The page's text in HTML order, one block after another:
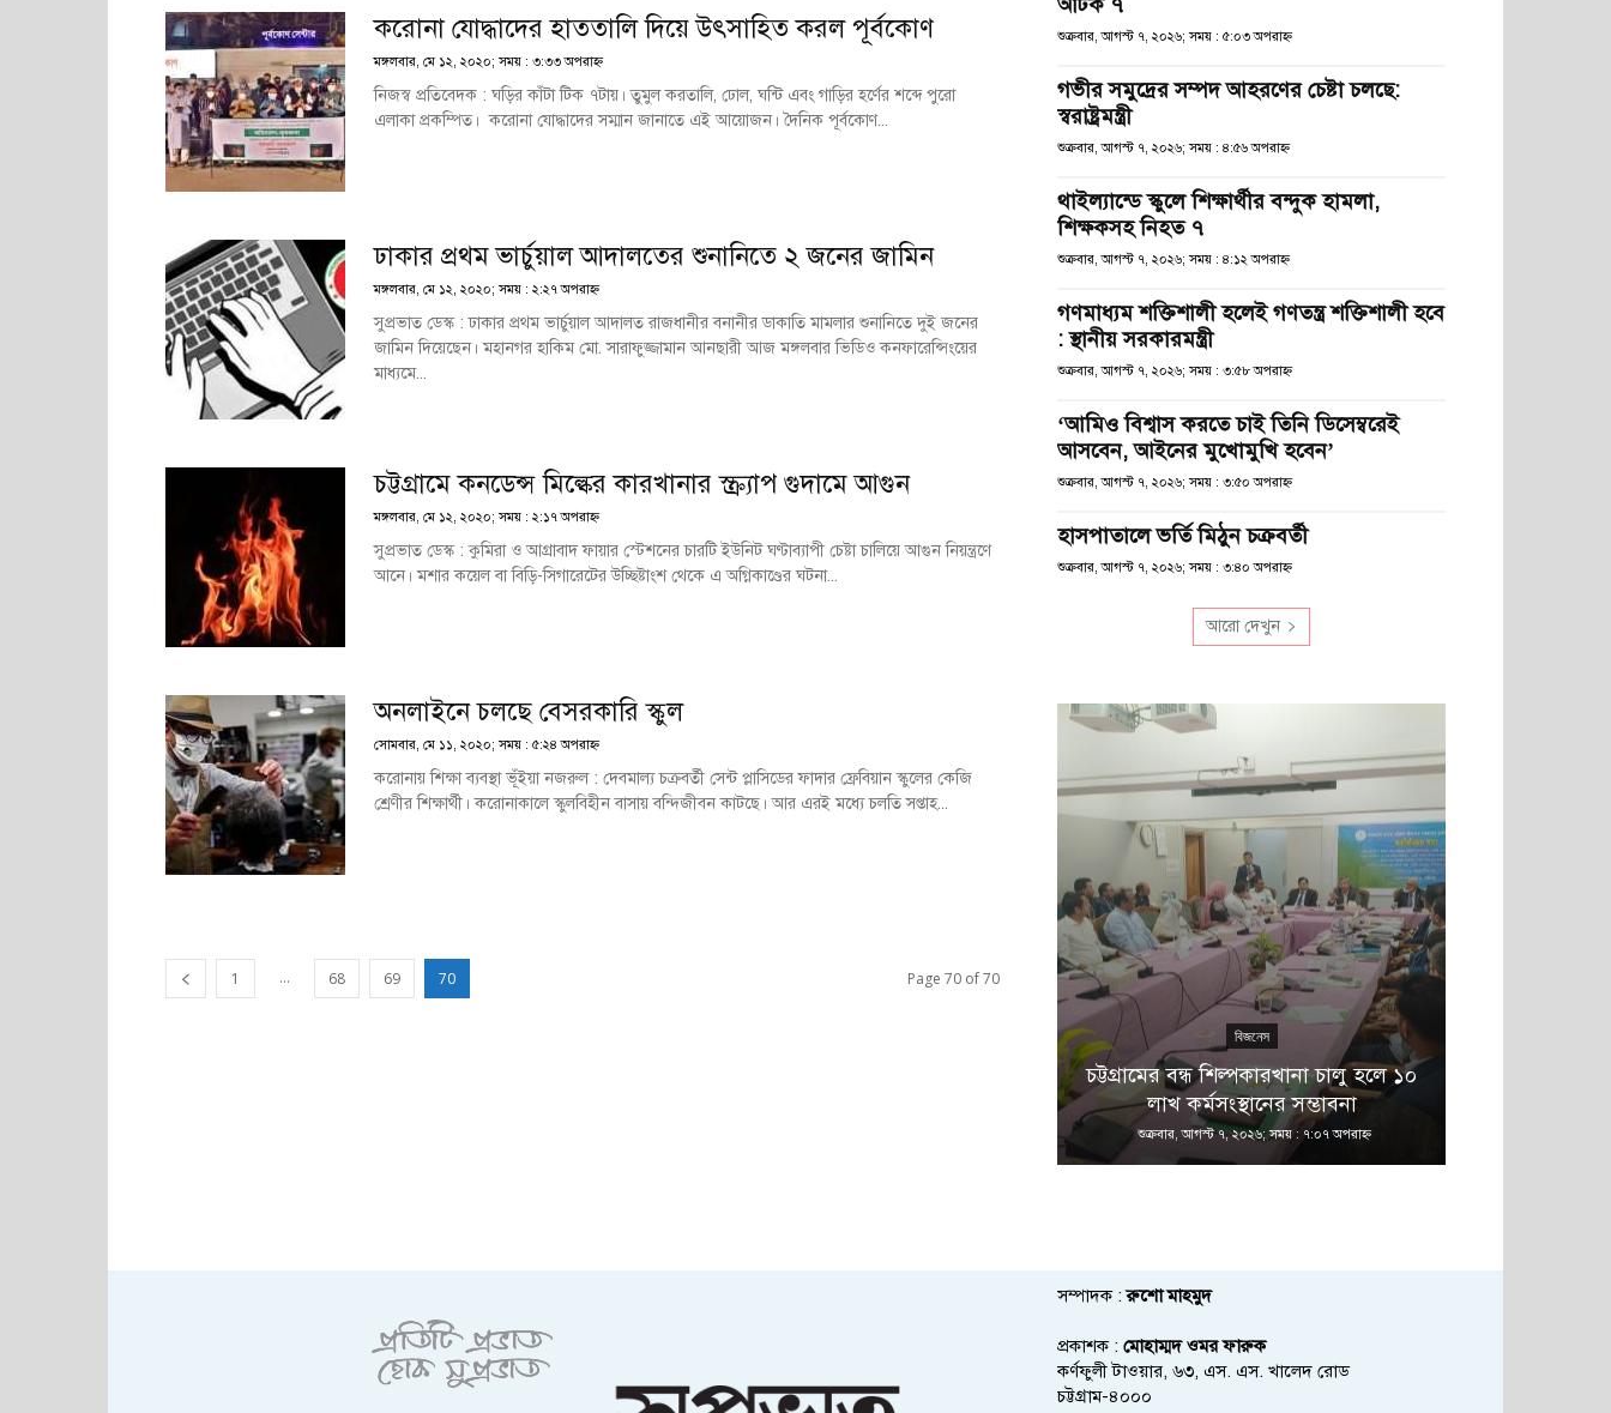
করোনা যোদ্ধাদের হাততালি দিয়ে উৎসাহিত করল পূর্বকোণ
মঙ্গলবার, মে ১২, ২০২০; সময় : ৩:৩৩ অপরাহ্ণ
নিজস্ব প্রতিবেদক : ঘড়ির কাঁটা টিক ৭টায়। তুমুল করতালি, ঢোল, ঘন্টি এবং গাড়ির হর্ণের শব্দে পুরো
এলাকা প্রকম্পিত। করোনা যোদ্ধাদের সম্মান জানাতে এই আয়োজন। দৈনিক পূর্বকোণ...
ঢাকার প্রথম ভার্চুয়াল আদালতের শুনানিতে ২ জনের জামিন
মঙ্গলবার, মে ১২, ২০২০; সময় : ২:২৭ অপরাহ্ণ
সুপ্রভাত ডেস্ক : ঢাকার প্রথম ভার্চুয়াল আদালত রাজধানীর বনানীর ডাকাতি মামলার শুনানিতে দুই জনের
জামিন দিয়েছেন। মহানগর হাকিম মো. সারাফুজ্জামান আনছারী আজ মঙ্গলবার ভিডিও কনফারেন্সিংয়ের
মাধ্যমে...
চট্টগ্রামে কনডেন্স মিল্কের কারখানার স্ক্র্যাপ গুদামে আগুন
মঙ্গলবার, মে ১২, ২০২০; সময় : ২:১৭ অপরাহ্ণ
সুপ্রভাত ডেস্ক : কুমিরা ও আগ্রাবাদ ফায়ার স্টেশনের চারটি ইউনিট ঘণ্টাব্যাপী চেষ্টা চালিয়ে আগুন নিয়ন্ত্রণে
আনে। মশার কয়েল বা বিড়ি-সিগারেটের উচ্ছিষ্টাংশ থেকে এ অগ্নিকাণ্ডের ঘটনা...
অনলাইনে চলছে বেসরকারি স্কুল
সোমবার, মে ১১, ২০২০; সময় : ৫:২৪ অপরাহ্ণ
করোনায় শিক্ষা ব্যবস্থা ভূঁইয়া নজরুল : দেবমাল্য চক্রবর্তী সেন্ট প্লাসিডের ফাদার ফ্রেবিয়ান স্কুলের কেজি
শ্রেণীর শিক্ষার্থী। করোনাকালে স্কুলবিহীন বাসায় বন্দিজীবন কাটছে। আর এরই মধ্যে চলতি সপ্তাহ...
1 ... 68 69 70 Page 70 of 70
শুক্রবার, আগস্ট ৭, ২০২৬; সময় : ৫:০৩ অপরাহ্ণ
গভীর সমুদ্রের সম্পদ আহরণের চেষ্টা চলছে:
স্বরাষ্ট্রমন্ত্রী
শুক্রবার, আগস্ট ৭, ২০২৬; সময় : ৪:৫৬ অপরাহ্ণ
থাইল্যান্ডে স্কুলে শিক্ষার্থীর বন্দুক হামলা,
শিক্ষকসহ নিহত ৭
শুক্রবার, আগস্ট ৭, ২০২৬; সময় : ৪:১২ অপরাহ্ণ
গণমাধ্যম শক্তিশালী হলেই গণতন্ত্র শক্তিশালী হবে
: স্থানীয় সরকারমন্ত্রী
শুক্রবার, আগস্ট ৭, ২০২৬; সময় : ৩:৫৮ অপরাহ্ণ
‘আমিও বিশ্বাস করতে চাই তিনি ডিসেম্বরেই
আসবেন, আইনের মুখোমুখি হবেন’
শুক্রবার, আগস্ট ৭, ২০২৬; সময় : ৩:৫০ অপরাহ্ণ
হাসপাতালে ভর্তি মিঠুন চক্রবর্তী
শুক্রবার, আগস্ট ৭, ২০২৬; সময় : ৩:৪০ অপরাহ্ণ
আরো দেখুন
বিজনেস
চট্টগ্রামের বন্ধ শিল্পকারখানা চালু হলে ১০
লাখ কর্মসংস্থানের সম্ভাবনা
শুক্রবার, আগস্ট ৭, ২০২৬; সময় : ৭:০৭ অপরাহ্ণ
সম্পাদক :রুশো মাহমুদ
প্রকাশক : মোহাম্মদ ওমর ফারুক
কর্ণফুলী টাওয়ার, ৬৩, এস. এস. খালেদ রোড
চট্টগ্রাম-৪০০০